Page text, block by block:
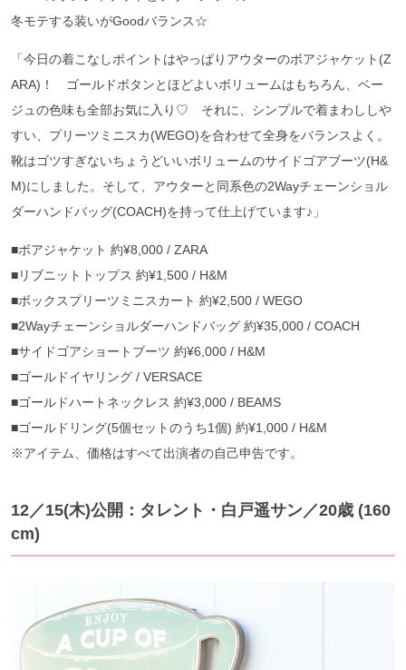
冬モテする装いがGoodバランス☆
「今日の着こなしポイントはやっぱりアウターのボアジャケット(Z
ARA)！ ゴールドボタンとほどよいボリュームはもちろん、ベー
ジュの色味も全部お気に入り♡ それに、シンプルで着まわししや
すい、プリーツミニスカ(WEGO)を合わせて全身をバランスよく。
靴はゴツすぎないちょうどいいボリュームのサイドゴアブーツ(H&
M)にしました。そして、アウターと同系色の2Wayチェーンショル
ダーハンドバッグ(COACH)を持って仕上げています♪」
■ボアジャケット 約¥8,000 / ZARA
■リブニットトップス 約¥1,500 / H&M
■ボックスプリーツミニスカート 約¥2,500 / WEGO
■2Wayチェーンショルダーハンドバッグ 約¥35,000 / COACH
■サイドゴアショートブーツ 約¥6,000 / H&M
■ゴールドイヤリング / VERSACE
■ゴールドハートネックレス 約¥3,000 / BEAMS
■ゴールドリング(5個セットのうち1個) 約¥1,000 / H&M
※アイテム、価格はすべて出演者の自己申告です。
12／15(木)公開：タレント・白戸遥サン／20歳 (160
cm)